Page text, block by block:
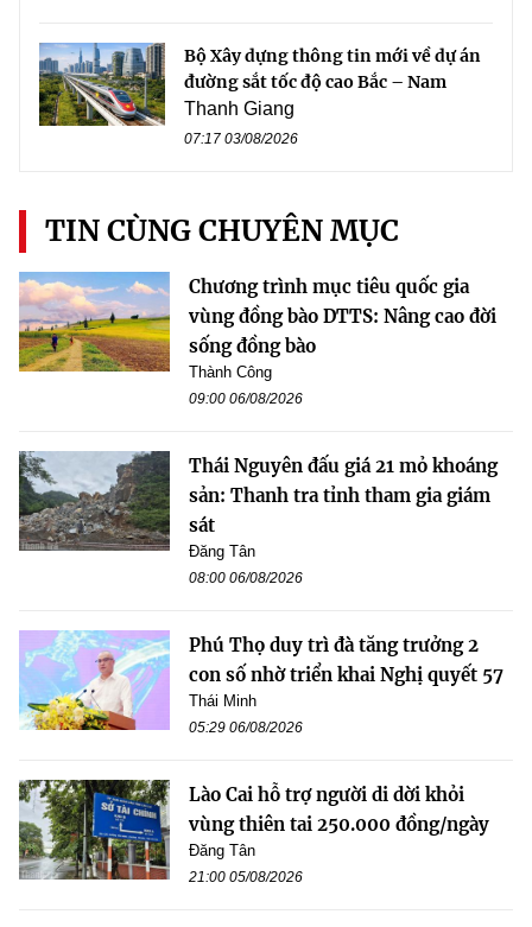
Bộ Xây dựng thông tin mới về dự án
đường sắt tốc độ cao Bắc – Nam
Thanh Giang
07:17 03/08/2026
TIN CÙNG CHUYÊN MỤC
Chương trình mục tiêu quốc gia
vùng đồng bào DTTS: Nâng cao đời
sống đồng bào
Thành Công
09:00 06/08/2026
Thái Nguyên đấu giá 21 mỏ khoáng
sản: Thanh tra tỉnh tham gia giám
sát
Đăng Tân
08:00 06/08/2026
Phú Thọ duy trì đà tăng trưởng 2
con số nhờ triển khai Nghị quyết 57
Thái Minh
05:29 06/08/2026
Lào Cai hỗ trợ người di dời khỏi
vùng thiên tai 250.000 đồng/ngày
Đăng Tân
21:00 05/08/2026